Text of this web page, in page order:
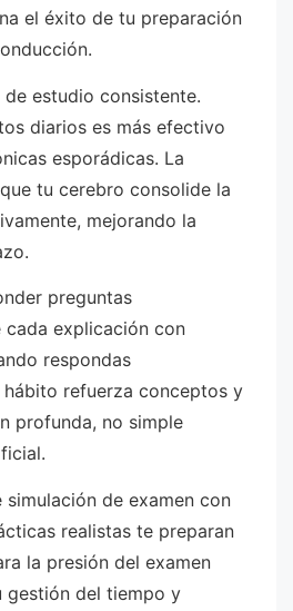
el éxito de tu preparación
estudio consistente.
diarios es más efectivo
esporádicas. La
tu cerebro consolide la
mejorando la
preguntas
cada explicación con
respondas
refuerza conceptos y
profunda, no simple
de examen con
realistas te preparan
la presión del examen
gestión del tiempo y